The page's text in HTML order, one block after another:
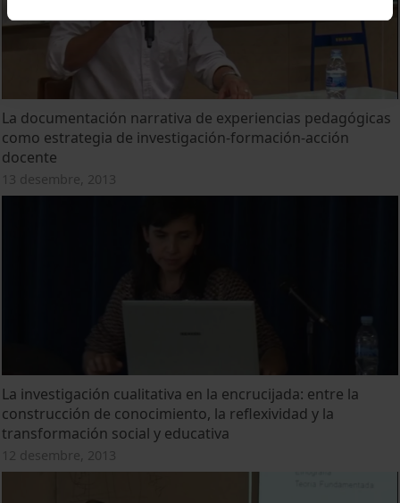
La documentación narrativa de experiencias pedagógicas
como estrategia de investigación-formación-acción
docente
13 desembre, 2013
La investigación cualitativa en la encrucijada: entre la
construcción de conocimiento, la reflexividad y la
transformación social y educativa
12 desembre, 2013